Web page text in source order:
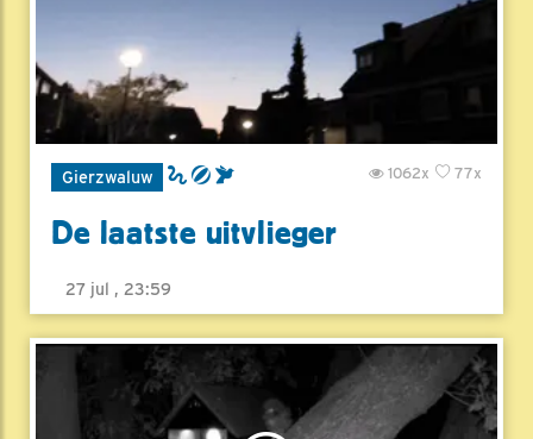
Gierzwaluw 77x
1062x
De laatste uitvlieger
27 jul , 23:59